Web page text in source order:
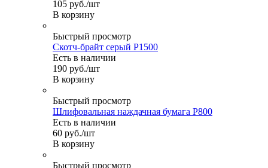
105 руб./шт
В корзину
Быстрый просмотр
Скотч-брайт серый Р1500
Есть в наличии
190 руб./шт
В корзину
Быстрый просмотр
Шлифовальная наждачная бумага P800
Есть в наличии
60 руб./шт
В корзину
Быстрый просмотр